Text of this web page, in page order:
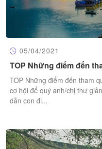
05/04/2021
​TOP Những điểm đến
​TOP Những điểm đến tham
cơ hội để quý anh/chị thư
dẫn con đi...